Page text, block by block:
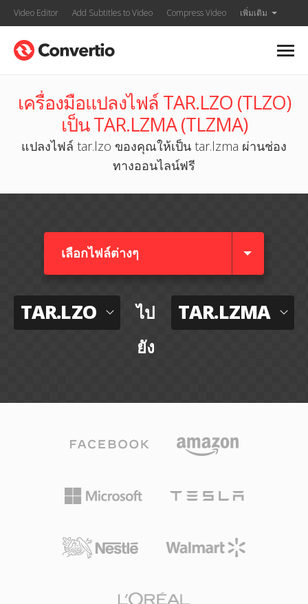
Video Editor Add Subtitles to Video Compress Video เพิ่มเติม
เครื่องมือแปลงไฟล์ TAR.LZO (TLZO)
เป็น TAR.LZMA (TLZMA)
แปลงไฟล์ tar.lzo ของคุณให้เป็น tar.lzma ผ่านช่อง
ทางออนไลน์ฟรี
เลือกไฟล์ต่างๆ​
TAR.LZO
ไป
ยัง
TAR.LZMA